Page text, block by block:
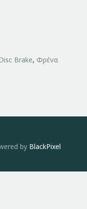
Brake, Φρένα
by BlackPixel